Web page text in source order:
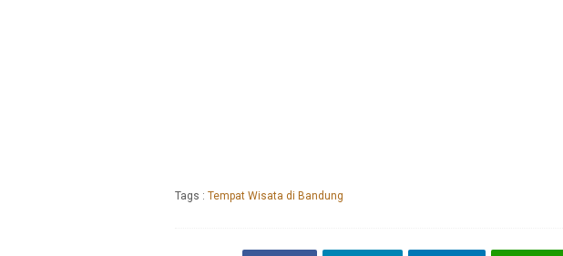
Tags : Tempat Wisata di Bandung